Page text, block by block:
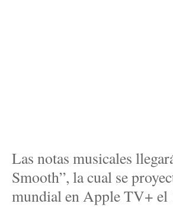
Las notas musicales
Smooth”, la cual se
mundial en Apple TV+ el